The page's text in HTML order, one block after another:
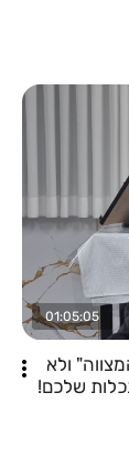
01:05:05
ולא
שלכם!